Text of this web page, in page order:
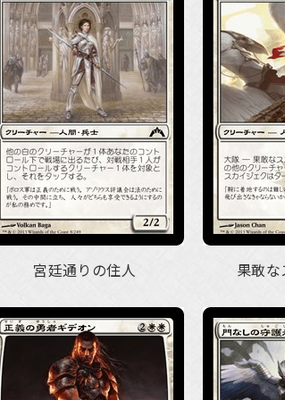
宮廷通りの住人 果敢